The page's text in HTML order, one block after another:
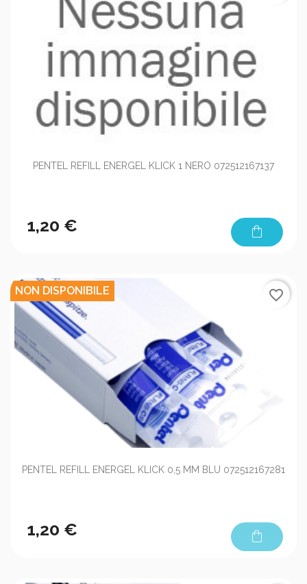
PENTEL REFILL ENERGEL KLICK 1 NERO 072512167137
1,20 € shopping_bag
PENTEL REFILL ENERGEL KLICK 0,5 MM BLU 072512167281
1,20 € shopping_bag
NON DISPONIBILE favorite_border